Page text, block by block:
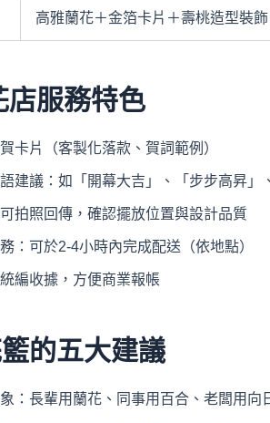
高雅蘭花＋金箔卡片＋壽桃造型裝飾
店服務特色
卡片（客製化落款、賀詞範例）
建議：如「開幕大吉」、「步步高昇」
拍照回傳，確認擺放位置與設計品質
：可於2-4小時內完成配送（依地點）
編收據，方便商業報帳
的五大建議
：長輩用蘭花、同事用百合、老闆用向